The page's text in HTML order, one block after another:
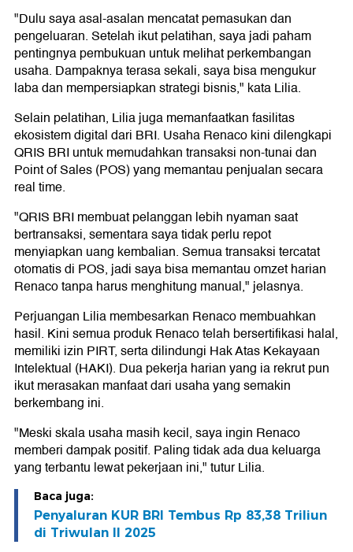
"Dulu saya asal-asalan mencatat pemasukan dan
pengeluaran. Setelah ikut pelatihan, saya jadi paham
pentingnya pembukuan untuk melihat perkembangan
usaha. Dampaknya terasa sekali, saya bisa mengukur
laba dan mempersiapkan strategi bisnis," kata Lilia.
Selain pelatihan, Lilia juga memanfaatkan fasilitas
ekosistem digital dari BRI. Usaha Renaco kini dilengkapi
QRIS BRI untuk memudahkan transaksi non-tunai dan
Point of Sales (POS) yang memantau penjualan secara
real time.
"QRIS BRI membuat pelanggan lebih nyaman saat
bertransaksi, sementara saya tidak perlu repot
menyiapkan uang kembalian. Semua transaksi tercatat
otomatis di POS, jadi saya bisa memantau omzet harian
Renaco tanpa harus menghitung manual," jelasnya.
Perjuangan Lilia membesarkan Renaco membuahkan
hasil. Kini semua produk Renaco telah bersertifikasi halal,
memiliki izin PIRT, serta dilindungi Hak Atas Kekayaan
Intelektual (HAKI). Dua pekerja harian yang ia rekrut pun
ikut merasakan manfaat dari usaha yang semakin
berkembang ini.
"Meski skala usaha masih kecil, saya ingin Renaco
memberi dampak positif. Paling tidak ada dua keluarga
yang terbantu lewat pekerjaan ini," tutur Lilia.
Baca juga:
Penyaluran KUR BRI Tembus Rp 83,38 Triliun
di Triwulan II 2025